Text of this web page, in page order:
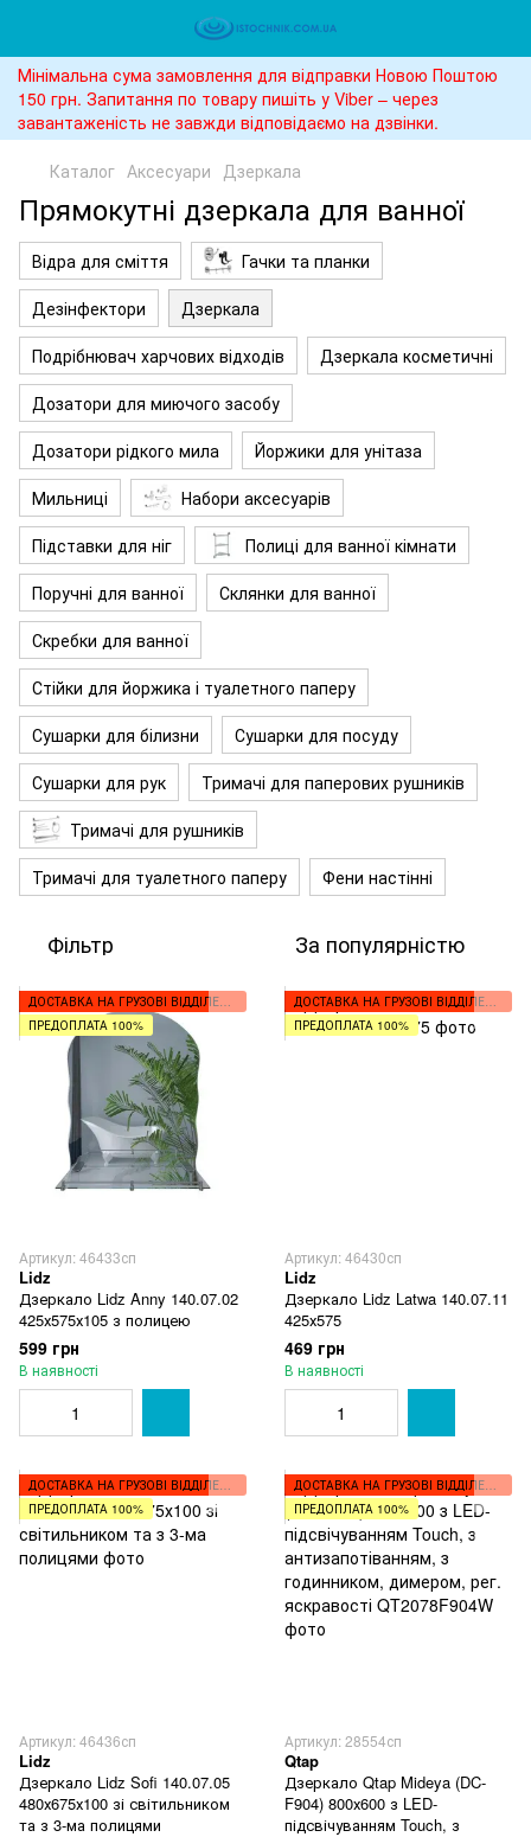
Мінімальна сума замовлення для відправки Новою Поштою
150 грн. Запитання по товару пишіть у Viber – через
завантаженість не завжди відповідаємо на дзвінки.
Каталог Аксесуари Дзеркала
Прямокутні дзеркала для ванної
Відра для сміття
Гачки та планки
Дезінфектори
Дзеркала
Подрібнювач харчових відходів
Дзеркала косметичні
Дозатори для миючого засобу
Дозатори рідкого мила
Йоржики для унітаза
Мильниці
Набори аксесуарів
Підставки для ніг
Полиці для ванної кімнати
Поручні для ванної
Склянки для ванної
Скребки для ванної
Стійки для йоржика і туалетного паперу
Сушарки для білизни
Сушарки для посуду
Сушарки для рук
Тримачі для паперових рушників
Тримачі для рушників
Тримачі для туалетного паперу
Фени настінні
Фільтр За популярністю
ДОСТАВКА НА ГРУЗОВІ ВІДДІЛЕННЯ
ПРЕДОПЛАТА 100%
Артикул: 46433сп
Lidz
Дзеркало Lidz Anny 140.07.02
425х575х105 з полицею
599 грн
В наявності
ДОСТАВКА НА ГРУЗОВІ ВІДДІЛЕННЯ
ПРЕДОПЛАТА 100%
Артикул: 46430сп
Lidz
Дзеркало Lidz Latwa 140.07.11
425х575
469 грн
В наявності
ДОСТАВКА НА ГРУЗОВІ ВІДДІЛЕННЯ
ПРЕДОПЛАТА 100%
Артикул: 46436сп
Lidz
Дзеркало Lidz Sofi 140.07.05
480х675х100 зі світильником
та з 3-ма полицями
ДОСТАВКА НА ГРУЗОВІ ВІДДІЛЕННЯ
ПРЕДОПЛАТА 100%
Артикул: 28554сп
Qtap
Дзеркало Qtap Mideya (DC-
F904) 800х600 з LED-
підсвічуванням Touch, з